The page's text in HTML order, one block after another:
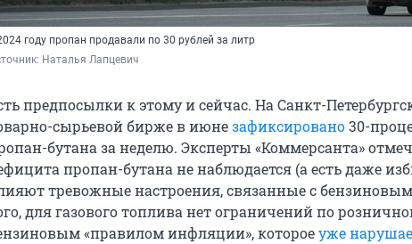
году пропан продавали по 30 рублей за литр
Наталья Лапцевич
предпосылки к этому и сейчас. На Санкт-
сырьевой бирже в июнезафиксировано30-
бутана за неделю. Эксперты «Коммерсанта»
пропан-бутана не наблюдается (а есть даже
тревожные настроения, связанные с
для газового топлива нет ограничений по
«правилом инфляции», котороеуже